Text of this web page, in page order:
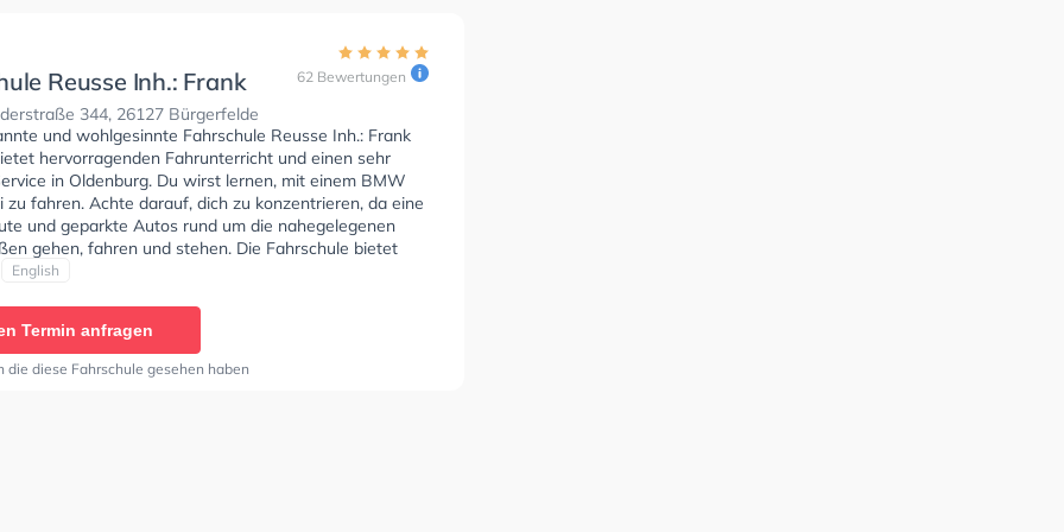
Reusse Inh.: Frank
344, 26127 Bürgerfelde
62 Bewertungen
und wohlgesinnte Fahrschule Reusse Inh.: Frank
hervorragenden Fahrunterricht und einen sehr
in Oldenburg. Du wirst lernen, mit einem BMW
zu fahren. Achte darauf, dich zu konzentrieren, da eine
und geparkte Autos rund um die nahegelegenen
gehen, fahren und stehen. Die Fahrschule bietet
Bedingungen um deine Klasse A1, Klasse B,
B96, B196, B197, Klasse ASF und Klasse B197
Der Unterricht kann auf Deutsch und Englisch
Die Erste-Hilfe-Kurs in der Schule. Wir empfehlen dir
theorie tests am PC zu absolvieren, um dich gut auf
English
Termin anfragen
die diese Fahrschule gesehen haben